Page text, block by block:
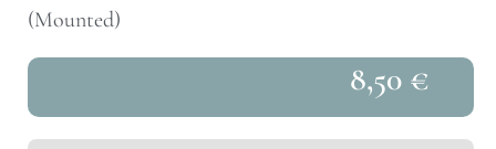
(Mounted)
8,50 €